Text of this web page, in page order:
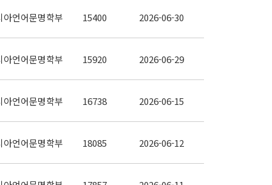
아언어문명학부 15400 2026-06-30
아언어문명학부 15920 2026-06-29
아언어문명학부 16738 2026-06-15
아언어문명학부 18085 2026-06-12